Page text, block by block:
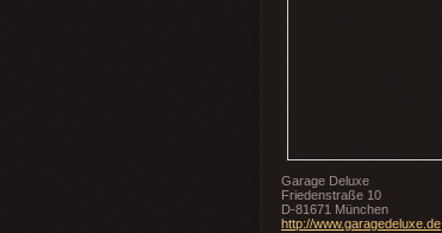
Garage Deluxe
Friedenstraße 10
D-81671 München
http://www.garagedeluxe.de